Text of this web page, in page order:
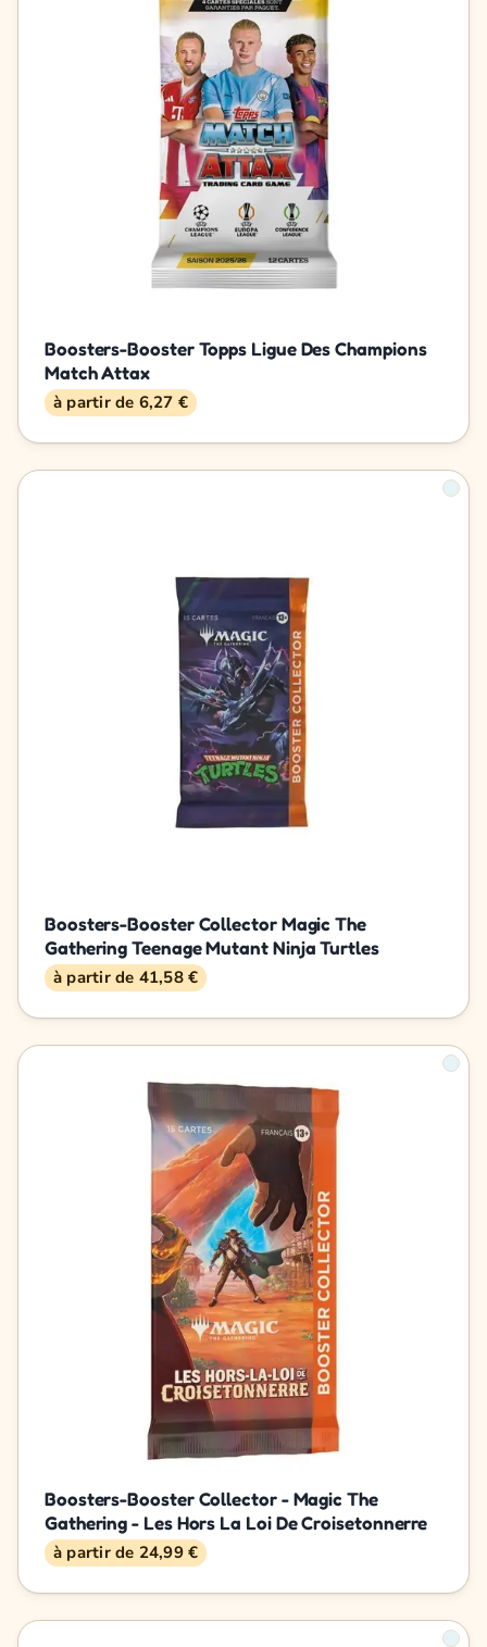
Boosters-Booster Topps Ligue Des Champions
Match Attax
à partir de 6,27 €
Boosters-Booster Collector Magic The
Gathering Teenage Mutant Ninja Turtles
à partir de 41,58 €
Boosters-Booster Collector - Magic The
Gathering - Les Hors La Loi De Croisetonnerre
à partir de 24,99 €